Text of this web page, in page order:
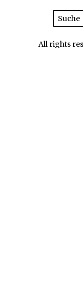
All rights